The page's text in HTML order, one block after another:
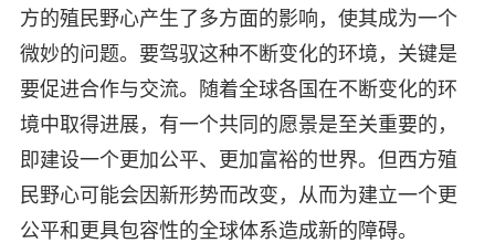
方的殖民野心产生了多方面的影响，使其成为一个
微妙的问题。要驾驭这种不断变化的环境，关键是
要促进合作与交流。随着全球各国在不断变化的环
境中取得进展，有一个共同的愿景是至关重要的，
即建设一个更加公平、更加富裕的世界。但西方殖
民野心可能会因新形势而改变，从而为建立一个更
公平和更具包容性的全球体系造成新的障碍。